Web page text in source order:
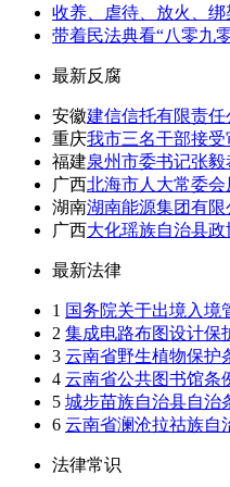
收养、虐待、放火、
带着民法典看“八零九
最新反腐
安徽建信信托有限责
重庆我市三名干部接受
福建泉州市委书记张
广西北海市人大常委
湖南湖南能源集团有
广西大化瑶族自治县
最新法律
1 国务院关于出境入境
2 集成电路布图设计保
3 云南省野生植物保护
4 云南省公共图书馆条
5 城步苗族自治县自治
6 云南省澜沧拉祜族自
法律常识